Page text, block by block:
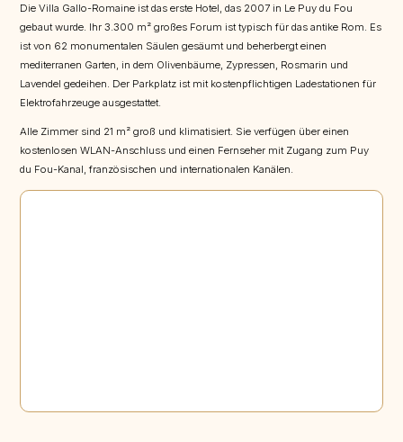
Die Villa Gallo-Romaine ist das erste Hotel, das 2007 in Le Puy du Fou
gebaut wurde. Ihr 3.300 m² großes Forum ist typisch für das antike Rom. Es
ist von 62 monumentalen Säulen gesäumt und beherbergt einen
mediterranen Garten, in dem Olivenbäume, Zypressen, Rosmarin und
Lavendel gedeihen. Der Parkplatz ist mit kostenpflichtigen Ladestationen für
Elektrofahrzeuge ausgestattet.
Alle Zimmer sind 21 m² groß und klimatisiert. Sie verfügen über einen
kostenlosen WLAN-Anschluss und einen Fernseher mit Zugang zum Puy
du Fou-Kanal, französischen und internationalen Kanälen.